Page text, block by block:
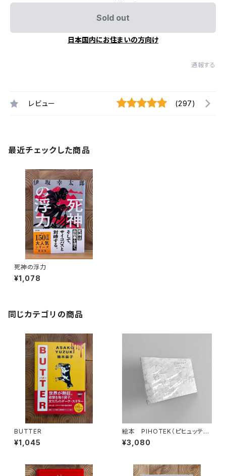
Sold out
日本国内にお住まいの方向け
通報する
レビュー (297)
最近チェックした商品
死神の浮力
¥1,078
同じカテゴリの商品
BUTTER
¥1,045
絵本 PIHOTEK（ピヒュッティ）
北極を風と歩く
¥3,080